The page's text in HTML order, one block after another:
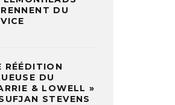
DU
RÉÉDITION
DU
& LOWELL »
STEVENS